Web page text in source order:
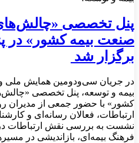
پنل تخصصی
صنعت بیمه كشور» در
برگزار شد ‌
در جریان سی‌ودومین همایش ملی
بیمه و توسعه، پنل تخصصی
کشور» با حضور جمعی از مدیران
ارتباطات، فعالان رسانه‌ای و
نشست به بررسی نقش ارتباطات در
فرهنگ بیمه‌ای، بازاندیشی در